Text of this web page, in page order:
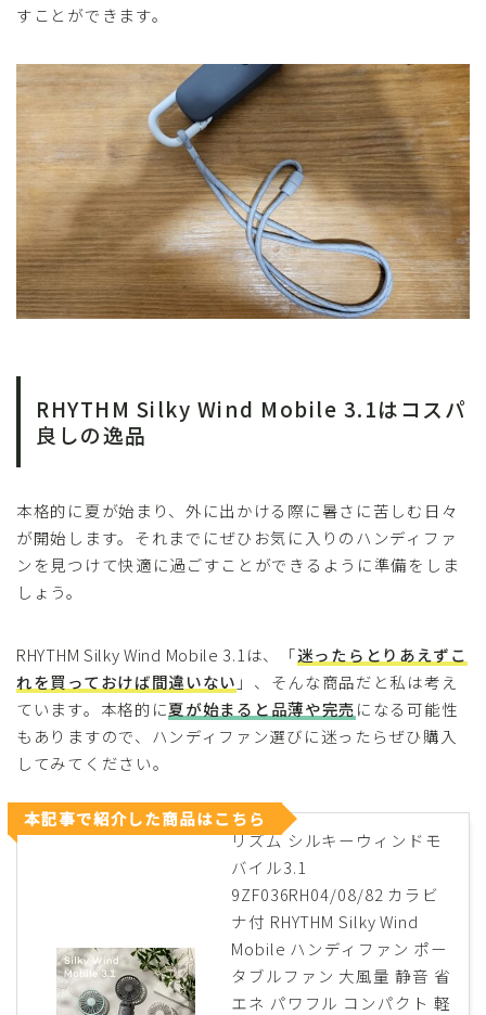
すことができます。
RHYTHM Silky Wind Mobile 3.1はコスパ
良しの逸品
本格的に夏が始まり、外に出かける際に暑さに苦しむ日々
が開始します。それまでにぜひお気に入りのハンディファ
ンを見つけて快適に過ごすことができるように準備をしま
しょう。
RHYTHM Silky Wind Mobile 3.1は、「迷ったらとりあえずこ
れを買っておけば間違いない 」、そんな商品だと私は考え
ています。本格的に夏が始まると品薄や完売になる可能性
もありますので、ハンディファン選びに迷ったらぜひ購入
してみてください。
リズム シルキーウィンドモ
バイル3.1
9ZF036RH04/08/82 カラビ
ナ付 RHYTHM Silky Wind
Mobile ハンディファン ポー
タブルファン 大風量 静音 省
エネ パワフル コンパクト 軽
本記事で紹介した商品はこちら